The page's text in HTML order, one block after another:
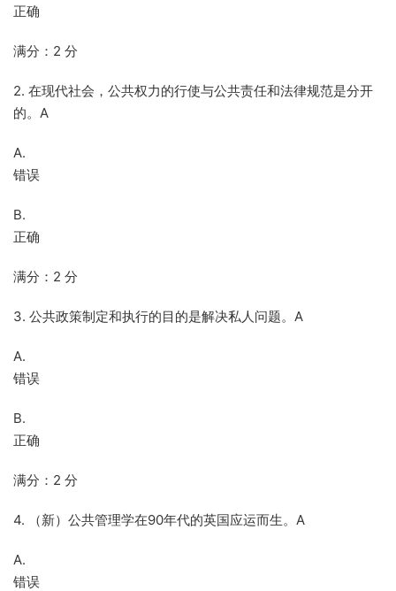
正确
满分：2 分
2. 在现代社会，公共权力的行使与公共责任和法律规范是分开
的。A
A.
错误
B.
正确
满分：2 分
3. 公共政策制定和执行的目的是解决私人问题。A
A.
错误
B.
正确
满分：2 分
4. （新）公共管理学在90年代的英国应运而生。A
A.
错误